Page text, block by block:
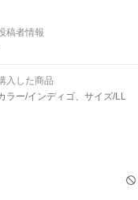
稿者情報
入した商品
ラー/インディゴ、サイズ/LL